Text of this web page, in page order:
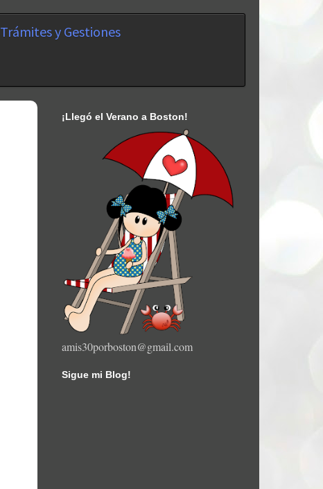
Trámites y Gestiones
¡Llegó el Verano a Boston!
amis30porboston@gmail.com
Sigue mi Blog!